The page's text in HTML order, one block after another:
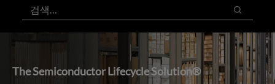
검색
검색
The Semiconductor Lifecycle Solution®